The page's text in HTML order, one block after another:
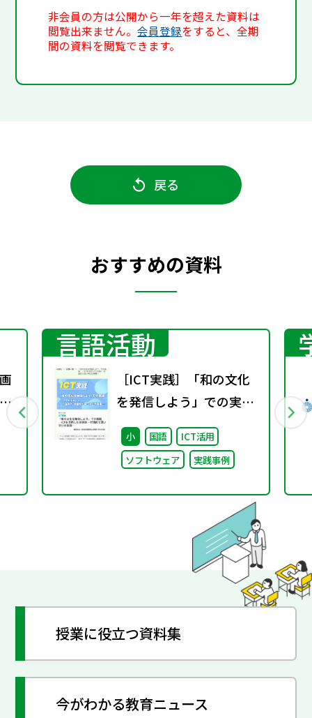
非会員の方は公開から一年を超えた資料は
閲覧出来ません。会員登録をすると、全期
間の資料を閲覧できます。
戻る
おすすめの資料
言語活動
［ICT実践］「和の文化
を発信しよう」での実
践 ―ICTを活用した主
体的・対話的で深い学び
の実現―
小 国語
ICT活用
ソフトウェア
実践事例
授業に役立つ資料集
今がわかる教育ニュース